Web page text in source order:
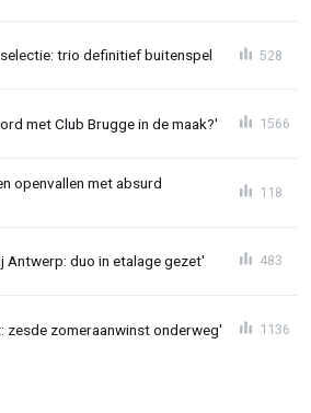
trio definitief buitenspel 528
met Club Brugge in de maak?' 1566
openvallen met absurd
118
Antwerp: duo in etalage gezet' 483
zesde zomeraanwinst onderweg' 1136